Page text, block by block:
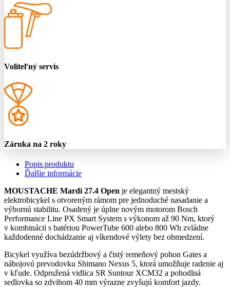
Voliteľný servis
Záruka na 2 roky
Popis produktu
Ďalšie informácie
MOUSTACHE Mardi 27.4 Open je elegantný mestský
elektrobicykel s otvoreným rámom pre jednoduché nasadanie a
výbornú stabilitu. Osadený je úplne novým motorom Bosch
Performance Line PX Smart System s výkonom až 90 Nm, ktorý
v kombinácii s batériou PowerTube 600 alebo 800 Wh zvládne
každodenné dochádzanie aj víkendové výlety bez obmedzení.
Bicykel využíva bezúdržbový a čistý remeňový pohon Gates a
nábojovú prevodovku Shimano Nexus 5, ktorá umožňuje radenie aj
v kľude. Odpružená vidlica SR Suntour XCM32 a pohodlná
sedlovka so zdvihom 40 mm výrazne zvyšujú komfort jazdy.